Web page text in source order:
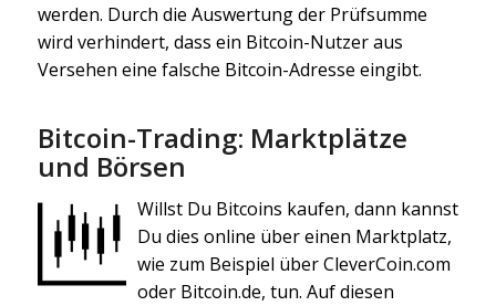
werden. Durch die Auswertung der Prüfsumme
wird verhindert, dass ein Bitcoin-Nutzer aus
Versehen eine falsche Bitcoin-Adresse eingibt.
Bitcoin-Trading: Marktplätze
und Börsen
Willst Du Bitcoins kaufen, dann kannst
Du dies online über einen Marktplatz,
wie zum Beispiel über CleverCoin.com
oder Bitcoin.de, tun. Auf diesen